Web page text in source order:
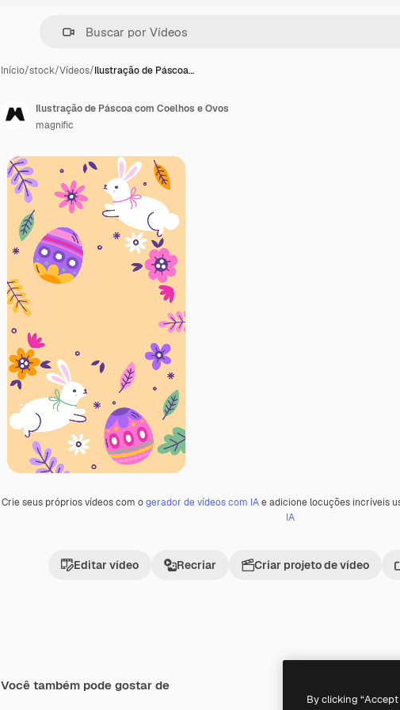
Início/stock/Vídeos/Ilustração de Páscoa…
Crie seus próprios vídeos com ogerador de vídeos com IAe adicione locuções incríveis
IA
Editar vídeo Recriar Criar projeto de vídeo
Ilustração de Páscoa com Coelhos e Ovos
magnific
Você também pode gostar de
By clicking